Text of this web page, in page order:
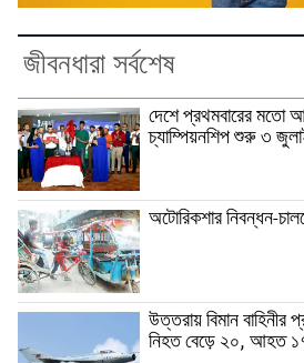
জীবনধারা সর্বশেষ
দেশে প্রথমবারের মতো
চ্যাম্পিয়নশিপ শুরু ৩
অটোরিকশার নিবন্ধন-
উত্তরায় বিমান বাহিনীর
নিহত বেড়ে ২০, আহত